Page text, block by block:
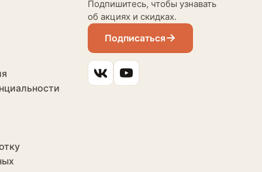
Подпишитесь, чтобы узнавать
об акциях и скидках.
Подписаться